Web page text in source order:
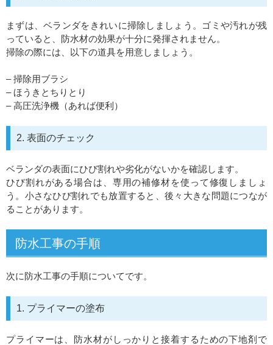
まずは、ベランダをきれいに掃除しましょう。ゴミや汚れが残
っていると、防水材の効果が十分に発揮されません。
掃除の際には、以下の道具を用意しましょう。
– 掃除用ブラシ
– ほうきとちりとり
– 高圧洗浄機（あれば便利）
2. 表面のチェック
ベランダの表面にひび割れや劣化がないかを確認します。
ひび割れがある場合は、専用の補修材を使って修復しましょ
う。小さなひび割れでも放置すると、後々大きな問題につなが
ることがあります。
防水工事の手順
次に防水工事の手順についてです。
1. プライマーの塗布
プライマーは、防水材がしっかりと接着するための下地剤で